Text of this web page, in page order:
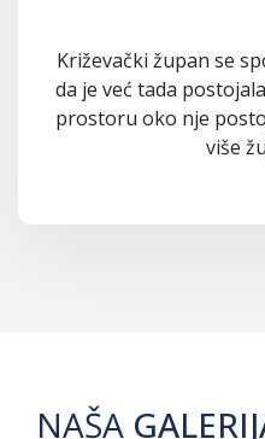
Križevački župan se
da je već tada
prostoru oko nje
više
NAŠA